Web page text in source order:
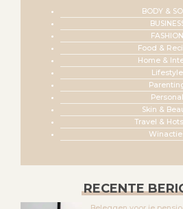
BODY &
FASHION
Food &
Home &
Lifestyle
Personal
Skin &
Travel &
RECENTE